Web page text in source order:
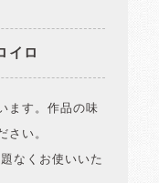
イロ
ます。作品の味
さい。
なくお使いいた